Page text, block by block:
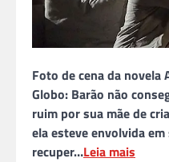
Foto de cena da novela
Globo: Barão não
ruim por sua mãe de
ela esteve envolvida
recuper…Leia mais